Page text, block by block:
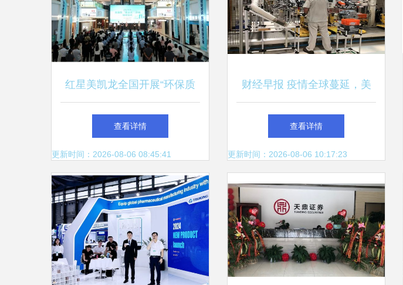
红星美凯龙全国开展“环保质
量月”活动，共享绿色生活
—— 天鼎证券视角解读品质
生活新趋势
查看详情
更新时间：2026-08-06 08:45:41
财经早报 疫情全球蔓延，美
股收盘全线重挫，丰田等车企
生产蒙阴影，天鼎证券分析后
市风险
查看详情
更新时间：2026-08-06 10:17:23